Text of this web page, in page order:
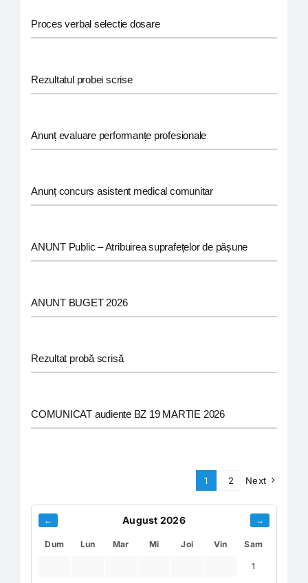
Proces verbal selectie dosare
Rezultatul probei scrise
Anunț evaluare performanțe profesionale
Anunț concurs asistent medical comunitar
ANUNT Public – Atribuirea suprafețelor de pășune
ANUNT BUGET 2026
Rezultat probă scrisă
COMUNICAT audiente BZ 19 MARTIE 2026
1 2 Next
← August 2026 →
Dum Lun Mar Mi Joi Vin Sam
1